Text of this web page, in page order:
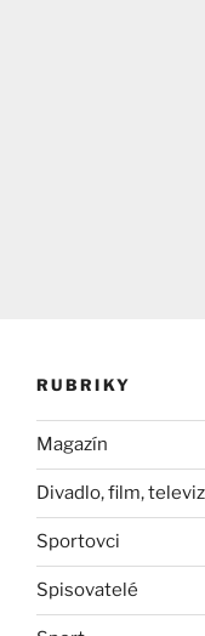
RUBRIKY
Magazín
Divadlo, film,
Sportovci
Spisovatelé